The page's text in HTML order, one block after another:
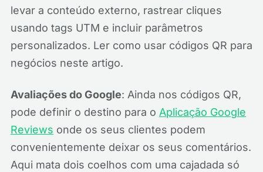
levar a conteúdo externo, rastrear cliques
usando tags UTM e incluir parâmetros
personalizados. Ler como usar códigos QR para
negócios neste artigo.
Avaliações do Google: Ainda nos códigos QR,
pode definir o destino para o Aplicação Google
Reviews onde os seus clientes podem
convenientemente deixar os seus comentários.
Aqui mata dois coelhos com uma cajadada só